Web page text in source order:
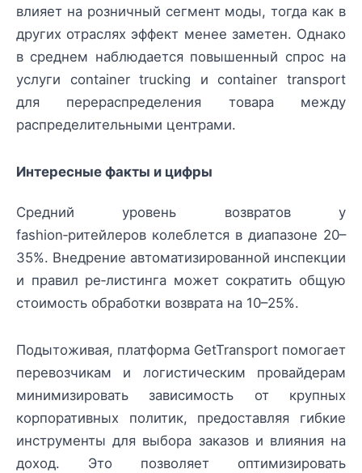
влияет на розничный сегмент моды, тогда как в
других отраслях эффект менее заметен. Однако
в среднем наблюдается повышенный спрос на
услуги container trucking и container transport
для перераспределения товара между
распределительными центрами.
Интересные факты и цифры
Средний уровень возвратов у
fashion‑ритейлеров колеблется в диапазоне 20–
35%. Внедрение автоматизированной инспекции
и правил ре‑листинга может сократить общую
стоимость обработки возврата на 10–25%.
Подытоживая, платформа GetTransport помогает
перевозчикам и логистическим провайдерам
минимизировать зависимость от крупных
корпоративных политик, предоставляя гибкие
инструменты для выбора заказов и влияния на
доход. Это позволяет оптимизировать